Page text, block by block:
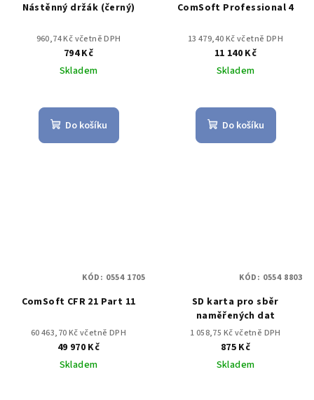
Nástěnný držák (černý)
960,74 Kč včetně DPH
794 Kč
Skladem
Do košíku
ComSoft Professional 4
13 479,40 Kč včetně DPH
11 140 Kč
Skladem
Do košíku
ComSoft CFR 21 Part 11
60 463,70 Kč včetně DPH
49 970 Kč
Skladem
KÓD: 0554 1705
SD karta pro sběr
naměřených dat
1 058,75 Kč včetně DPH
875 Kč
Skladem
KÓD: 0554 8803